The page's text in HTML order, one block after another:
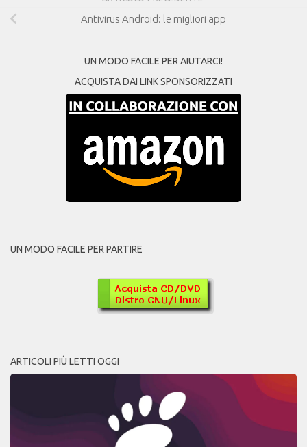
Antivirus Android: le migliori app
UN MODO FACILE PER AIUTARCI!
ACQUISTA DAI LINK SPONSORIZZATI
UN MODO FACILE PER PARTIRE
ARTICOLI PIÙ LETTI OGGI